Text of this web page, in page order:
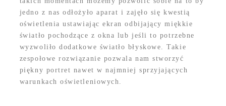
jedno z nas odłożyło aparat i zajęło się kwestią
oświetlenia ustawiając ekran odbijający miękkie
światło pochodzące z okna lub jeśli to potrzebne
wyzwoliło dodatkowe światło błyskowe. Takie
zespołowe rozwiązanie pozwala nam stworzyć
piękny portret nawet w najmniej sprzyjających
warunkach oświetleniowych.